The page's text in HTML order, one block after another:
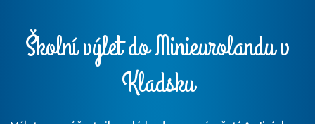
Školní výlet do Minieurolandu v
Kladsku